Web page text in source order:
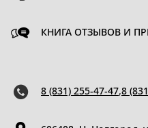
КНИГА ОТЗЫВОВ И
8 (831) 255-47-47,8